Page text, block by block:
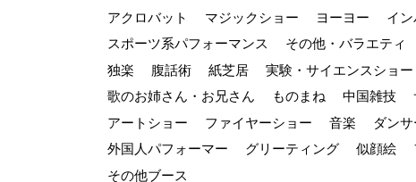
アクロバット
マジックショー ヨーヨー
イ
スポーツ系パフォーマンス
その他・バラエティ
独楽
腹話術 紙芝居
実験・サイエンスショー
歌のお姉さん・お兄さん
ものまね 中国雑技
アートショー
ファイヤーショー 音楽 ダンサ
外国人パフォーマー
グリーティング 似顔絵
その他ブース